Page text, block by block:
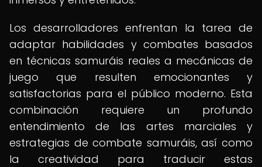
Los desarrolladores enfrentan la tarea de
adaptar habilidades y combates basados
en técnicas samuráis reales a mecánicas de
juego que resulten emocionantes y
satisfactorias para el público moderno. Esta
combinación requiere un profundo
entendimiento de las artes marciales y
estrategias de combate samuráis, así como
la creatividad para traducir estas